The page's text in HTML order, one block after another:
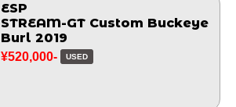
ESP
STREAM-GT Custom Buckeye
Burl 2019
¥520,000- USED